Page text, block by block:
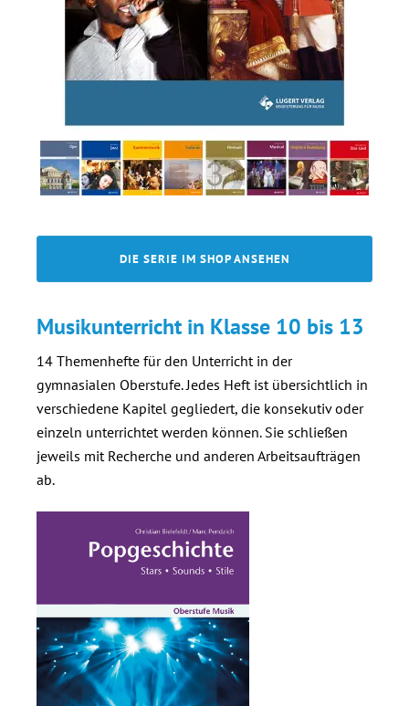
DIE SERIE IM SHOP ANSEHEN
Musikunterricht in Klasse 10 bis 13
14 Themenhefte für den Unterricht in der
gymnasialen Oberstufe. Jedes Heft ist übersichtlich in
verschiedene Kapitel gegliedert, die konsekutiv oder
einzeln unterrichtet werden können. Sie schließen
jeweils mit Recherche und anderen Arbeitsaufträgen
ab.